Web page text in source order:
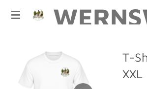
Zum
T-
XXL